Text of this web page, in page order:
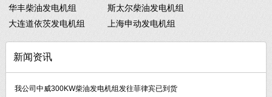
华丰柴油发电机组
斯太尔柴油发电机组
大连道依茨发电机组
上海申动发电机组
新闻资讯
我公司中威300KW柴油发电机组发往菲律宾已到货